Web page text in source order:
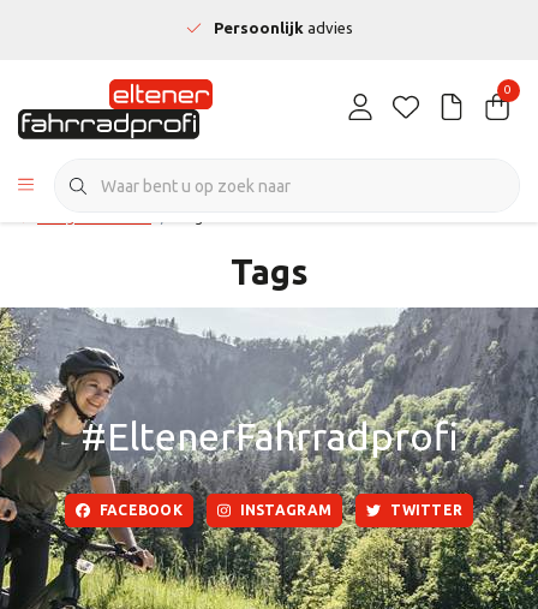
Persoonlijkadvies
0
Tags
#EltenerFahrradprofi
FACEBOOK INSTAGRAM TWITTER